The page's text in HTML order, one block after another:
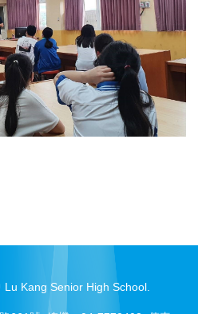
Lu Kang Senior High School.